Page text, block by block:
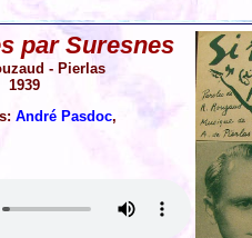
par Suresnes
- Pierlas
1939
André Pasdoc,